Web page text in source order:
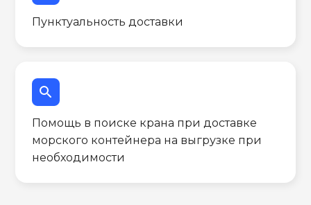
Пунктуальность доставки
search
Помощь в поиске крана при доставке
морского контейнера на выгрузке при
необходимости